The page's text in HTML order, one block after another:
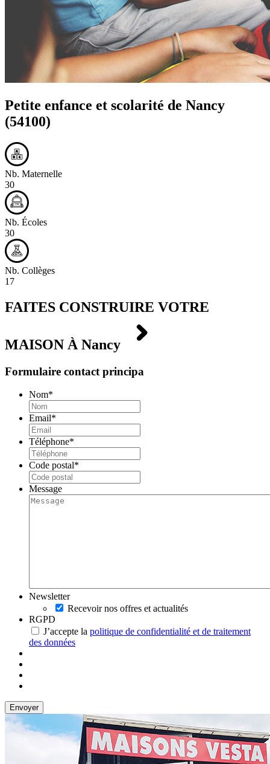
Petite enfance et scolarité de Nancy
(54100)
Nb. Maternelle
30
Nb. Écoles
30
Nb. Collèges
17
FAITES CONSTRUIRE VOTRE
MAISON À Nancy
Formulaire contact principa
Nom*
Email*
Téléphone*
Code postal*
Message
Newsletter
Recevoir nos offres et actualités
RGPD
J’accepte la politique de confidentialité et de traitement
des données